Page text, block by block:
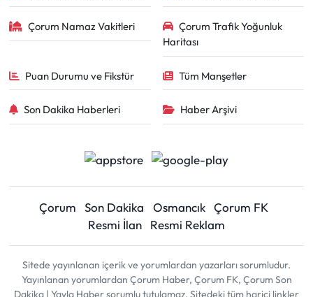
Çorum Namaz Vakitleri
Çorum Trafik Yoğunluk
Haritası
Puan Durumu ve Fikstür Tüm Manşetler
Son Dakika Haberleri Haber Arşivi
Çorum Son Dakika Osmancık Çorum FK
Resmi İlan
Resmi Reklam
Sitede yayınlanan içerik ve yorumlardan yazarları sorumludur.
Yayınlanan yorumlardan Çorum Haber, Çorum FK, Çorum Son
Dakika | Yayla Haber sorumlu tutulamaz. Sitedeki tüm harici linkler